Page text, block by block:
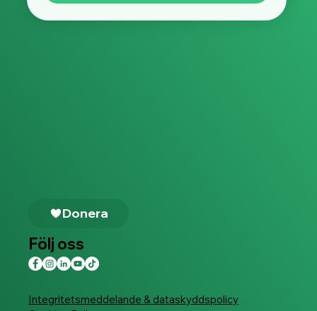
Integritetsmeddelande & dataskyddspolicy
Donera
Följ oss